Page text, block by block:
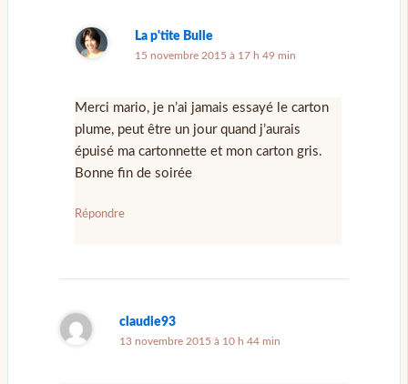
La p'tite Bulle
15 novembre 2015 à 17 h 49 min
Merci mario, je n’ai jamais essayé le carton
plume, peut être un jour quand j’aurais
épuisé ma cartonnette et mon carton gris.
Bonne fin de soirée
Répondre
claudie93
13 novembre 2015 à 10 h 44 min